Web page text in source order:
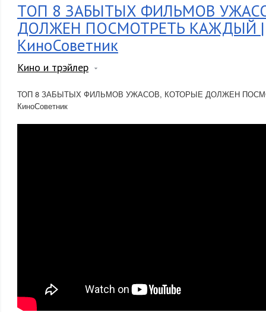
ТОП 8 ЗАБЫТЫХ ФИЛЬМОВ
ДОЛЖЕН ПОСМОТРЕТЬ КАЖДЫЙ |
КиноСоветник
Кино и трэйлер
ТОП 8 ЗАБЫТЫХ ФИЛЬМОВ УЖАСОВ, КОТОРЫЕ ДОЛЖЕН
КиноСоветник